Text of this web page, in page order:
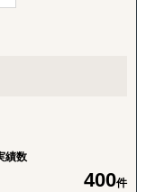
談・ブース出展
企画運用、商談
グループで展開
/ヘルスケア/卸売/
践的なアドバイス
現地拠点/オペレ
、現地事業マネ
績数
400件